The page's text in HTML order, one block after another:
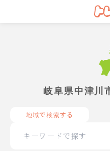
岐阜県中津川
地域で検索する